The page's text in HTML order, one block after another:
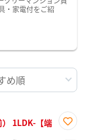
・家電付をご紹
1LDK-【端